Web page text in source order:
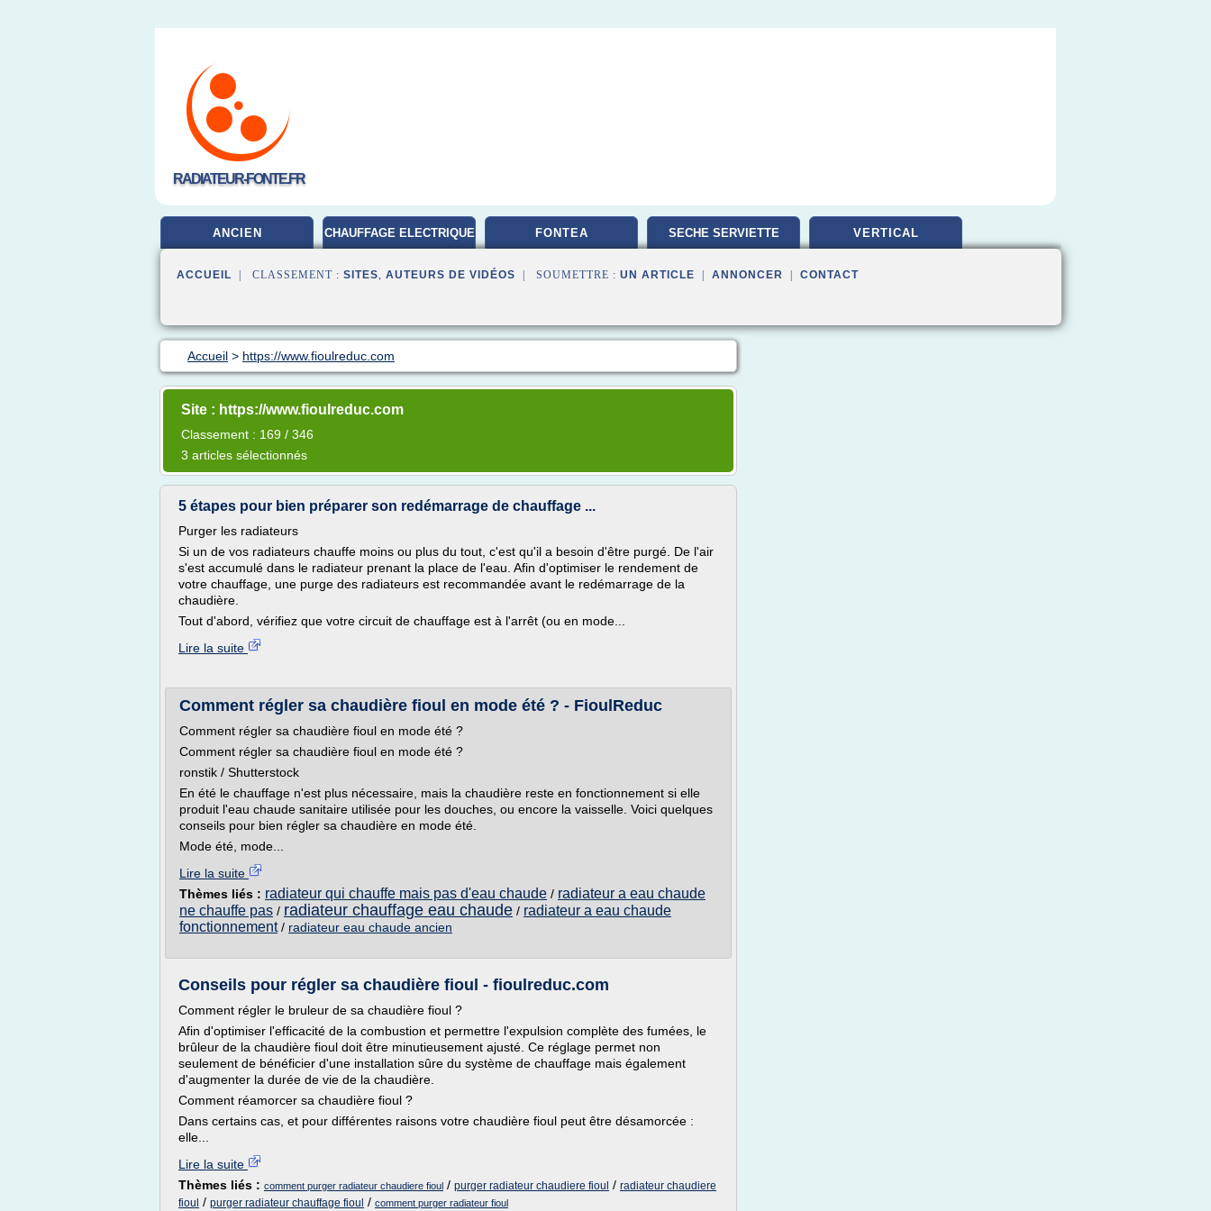
RADIATEUR-FONTE.FR
ANCIEN CHAUFFAGE ELECTRIQUE FONTEA SECHE SERVIETTE VERTICAL
ACCUEIL | CLASSEMENT : SITES, AUTEURS DE VIDÉOS | SOUMETTRE : UN ARTICLE ANNONCER CONTACT
Accueil > https://www.fioulreduc.com
Site : https://www.fioulreduc.com
Classement : 169 / 346
3 articles sélectionnés
5 étapes pour bien préparer son redémarrage de chauffage ...
Purger les radiateurs
Si un de vos radiateurs chauffe moins ou plus du tout, c'est qu'il a besoin d'être purgé. De l'air
s'est accumulé dans le radiateur prenant la place de l'eau. Afin d'optimiser le rendement de
votre chauffage, une purge des radiateurs est recommandée avant le redémarrage de la
chaudière.
Tout d'abord, vérifiez que votre circuit de chauffage est à l'arrêt (ou en mode...
Lire la suite
Comment régler sa chaudière fioul en mode été ? - FioulReduc
Comment régler sa chaudière fioul en mode été ?
Comment régler sa chaudière fioul en mode été ?
ronstik / Shutterstock
En été le chauffage n'est plus nécessaire, mais la chaudière reste en fonctionnement si elle
produit l'eau chaude sanitaire utilisée pour les douches, ou encore la vaisselle. Voici quelques
conseils pour bien régler sa chaudière en mode été.
Mode été, mode...
Lire la suite
Thèmes liés : radiateur qui chauffe mais pas d'eau chaude / radiateur a eau chaude
ne chauffe pas / radiateur chauffage eau chaude / radiateur a eau chaude
fonctionnement/ radiateur eau chaude ancien
Conseils pour régler sa chaudière fioul - fioulreduc.com
Comment régler le bruleur de sa chaudière fioul ?
Afin d'optimiser l'efficacité de la combustion et permettre l'expulsion complète des fumées, le
brûleur de la chaudière fioul doit être minutieusement ajusté. Ce réglage permet non
seulement de bénéficier d'une installation sûre du système de chauffage mais également
d'augmenter la durée de vie de la chaudière.
Comment réamorcer sa chaudière fioul ?
Dans certains cas, et pour différentes raisons votre chaudière fioul peut être désamorcée :
elle...
Lire la suite
Thèmes liés : comment purger radiateur chaudiere fioul / purger radiateur chaudiere fioul / radiateur chaudiere
fioul / purger radiateur chauffage fioul / comment purger radiateur fioul